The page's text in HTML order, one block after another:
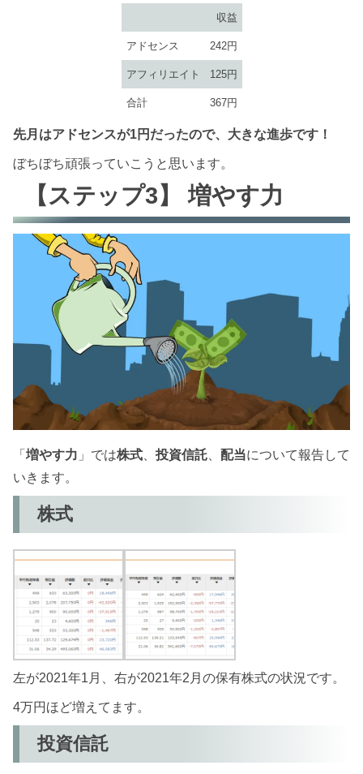
収益
アドセンス 242円
アフィリエイト 125円
合計 367円
先月はアドセンスが1円だったので、大きな進歩です！
ぼちぼち頑張っていこうと思います。
【ステップ3】 増やす力
「 増やす力 」では株式 投資信託 配当について報告して
いきます。
株式
左が2021年1月、右が2021年2月の保有株式の状況です。
4万円ほど増えてます。
投資信託